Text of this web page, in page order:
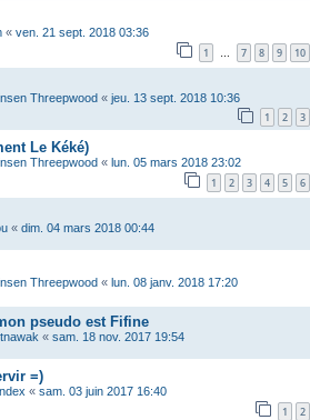
« ven. 21 sept. 2018 03:36
1 … 7 8 9 10
Threepwood « jeu. 13 sept. 2018 10:36
1 2 3
Le Kéké)
Threepwood « lun. 05 mars 2018 23:02
1 2 3 4 5 6
« dim. 04 mars 2018 00:44
Threepwood « lun. 08 janv. 2018 17:20
pseudo est Fifine
« sam. 18 nov. 2017 19:54
=)
« sam. 03 juin 2017 16:40
1 2